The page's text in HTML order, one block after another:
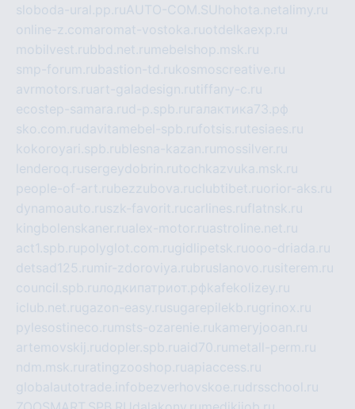
sloboda-ural.pp.ruAUTO-COM.SU hohota.net alimy.ru
online-z.comaromat-vostoka.ruotdelkaexp.ru
mobilvest.rubbd.net.ru mebelshop.msk.ru
smp-forum.rubastion-td.rukosmoscreative.ru
avrmotors.ruart-galadesign.rutiffany-c.ru
ecostep-samara.rud-p.spb.ru галактика73.рф
sko.com.rudavitamebel-spb.rufotsis.rutesiaes.ru
kokoroyari.spb.rublesna-kazan.ru mossilver.ru
lenderoq.rusergeydobrin.rutochkazvuka.msk.ru
people-of-art.rubezzubova.ruclubtibet.ruorior-aks.ru
dynamoauto.ruszk-favorit.rucarlines.ruflatnsk.ru
kingbolenskaner.rualex-motor.ruastroline.net.ru
act1.spb.rupolyglot.com.rugidlipetsk.ruooo-driada.ru
detsad125.ru mir-zdoroviya.rubruslanovo.rusiterem.ru
council.spb.ruлодкипатриот.рфkafekolizey.ru
iclub.net.rugazon-easy.rusugarepilekb.rugrinox.ru
pylesostineco.ru msts-ozarenie.rukameryjooan.ru
artemovskij.rudopler.spb.ruaid70.ru metall-perm.ru
ndm.msk.ru ratingzooshop.ruapiaccess.ru
globalautotrade.info bezverhovskoe.rudrsschool.ru